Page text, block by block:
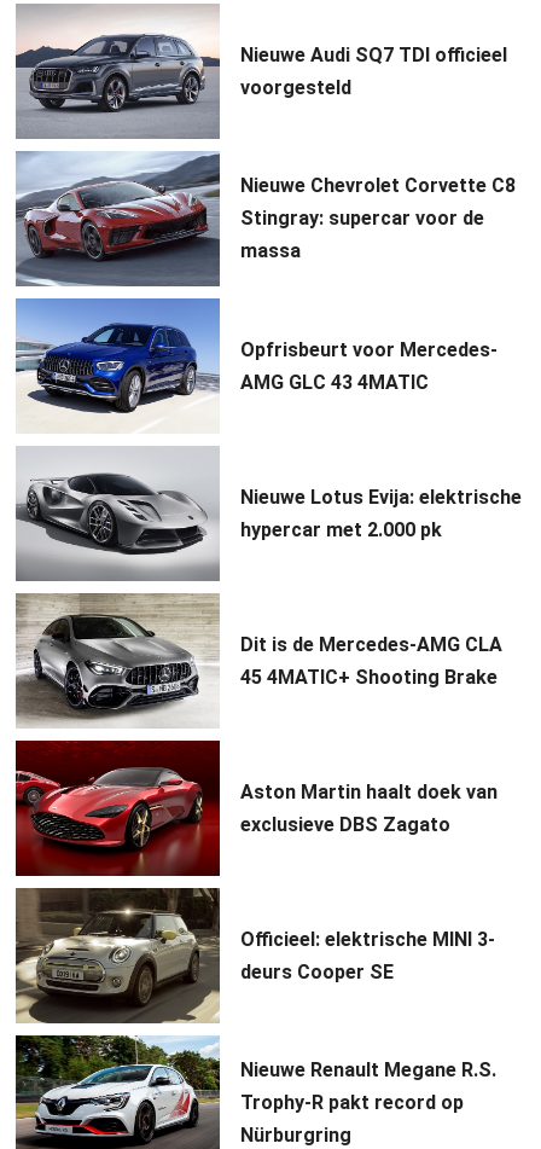
Nieuwe Audi SQ7 TDI officieel
voorgesteld
Nieuwe Chevrolet Corvette C8
Stingray: supercar voor de
massa
Opfrisbeurt voor Mercedes-
AMG GLC 43 4MATIC
Nieuwe Lotus Evija: elektrische
hypercar met 2.000 pk
Dit is de Mercedes-AMG CLA
45 4MATIC+ Shooting Brake
Aston Martin haalt doek van
exclusieve DBS Zagato
Officieel: elektrische MINI 3-
deurs Cooper SE
Nieuwe Renault Megane R.S.
Trophy-R pakt record op
Nürburgring